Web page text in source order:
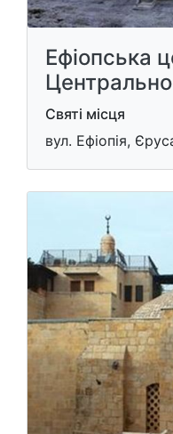
Ефіопська
Святі місця
вул. Ефіопія,